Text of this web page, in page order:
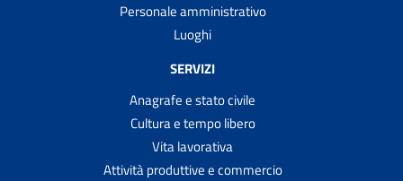
Personale amministrativo
Luoghi
SERVIZI
Anagrafe e stato civile
Cultura e tempo libero
Vita lavorativa
Attività produttive e commercio